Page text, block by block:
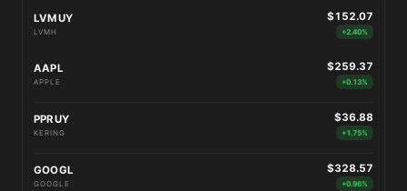
LVMUY
LVMH
$152.07
+2.40%
AAPL
APPLE
$259.37
+0.13%
PPRUY
KERING
$36.88
+1.75%
GOOGL
GOOGLE
$328.57
+0.96%